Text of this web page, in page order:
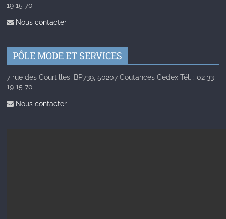
19 15 70
Nous contacter
PÔLE MODE ET SERVICES
7 rue des Courtilles, BP739, 50207 Coutances Cedex Tél. : 02 33
19 15 70
Nous contacter